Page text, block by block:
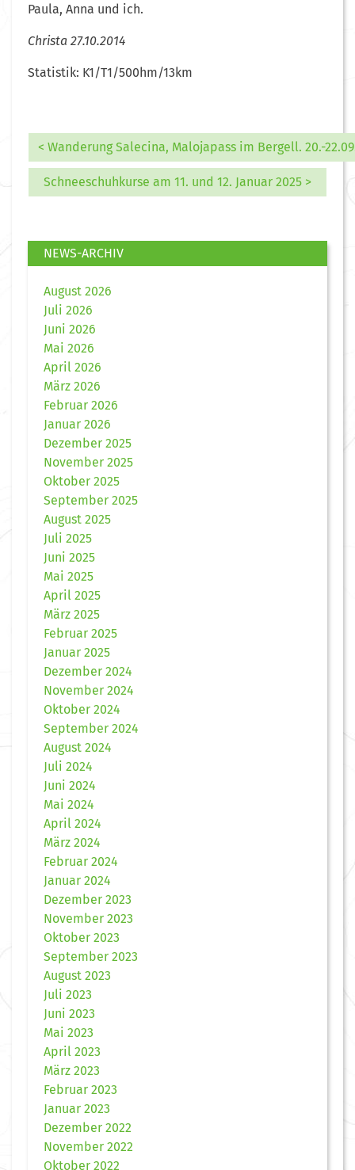
Paula, Anna und ich.
Christa 27.10.2014
Statistik: K1/T1/500hm/13km
< Wanderung Salecina, Malojapass im Bergell. 20.-
Schneeschuhkurse am 11. und 12. Januar 2025 >
NEWS-ARCHIV
August 2026
Juli 2026
Juni 2026
Mai 2026
April 2026
März 2026
Februar 2026
Januar 2026
Dezember 2025
November 2025
Oktober 2025
September 2025
August 2025
Juli 2025
Juni 2025
Mai 2025
April 2025
März 2025
Februar 2025
Januar 2025
Dezember 2024
November 2024
Oktober 2024
September 2024
August 2024
Juli 2024
Juni 2024
Mai 2024
April 2024
März 2024
Februar 2024
Januar 2024
Dezember 2023
November 2023
Oktober 2023
September 2023
August 2023
Juli 2023
Juni 2023
Mai 2023
April 2023
März 2023
Februar 2023
Januar 2023
Dezember 2022
November 2022
Oktober 2022